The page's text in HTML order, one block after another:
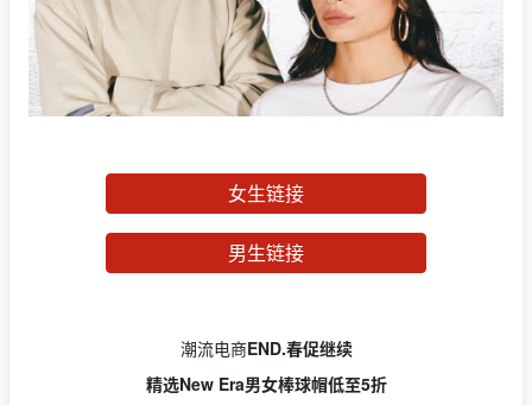
女生链接
男生链接
潮流电商END.春促继续
精选New Era男女棒球帽低至5折